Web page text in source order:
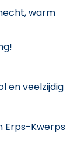
warm
en veelzijdig
Erps-Kwerps